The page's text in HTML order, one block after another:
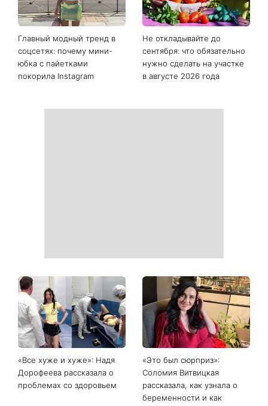
Главный модный тренд в
соцсетях: почему мини-
юбка с пайетками
покорила Instagram
Не откладывайте до
сентября: что обязательно
нужно сделать на участке
в августе 2026 года
«Все хуже и хуже»: Надя
Дорофеева рассказала о
проблемах со здоровьем
«Это был сюрприз»:
Соломия Витвицкая
рассказала, как узнала о
беременности и как